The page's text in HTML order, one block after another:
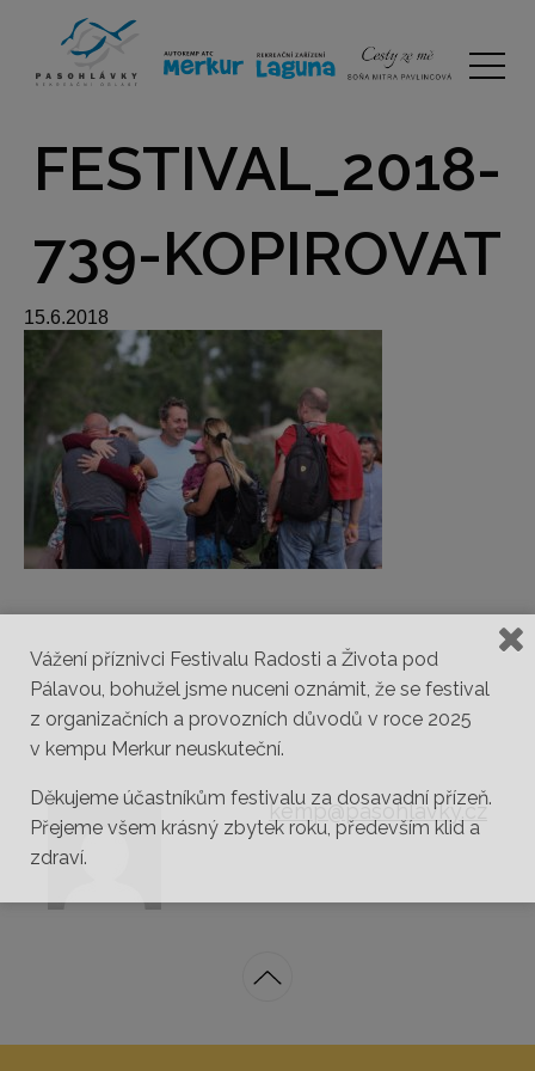
FESTIVAL_2018-
739-KOPIROVAT
15.6.2018
kemp@pasohlavky.cz
Vážení příznivci Festivalu Radosti a Života pod
Pálavou, bohužel jsme nuceni oznámit, že se festival
z organizačních a provozních důvodů v roce 2025
v kempu Merkur neuskuteční.
Děkujeme účastníkům festivalu za dosavadní přízeň.
Přejeme všem krásný zbytek roku, především klid a
zdraví.